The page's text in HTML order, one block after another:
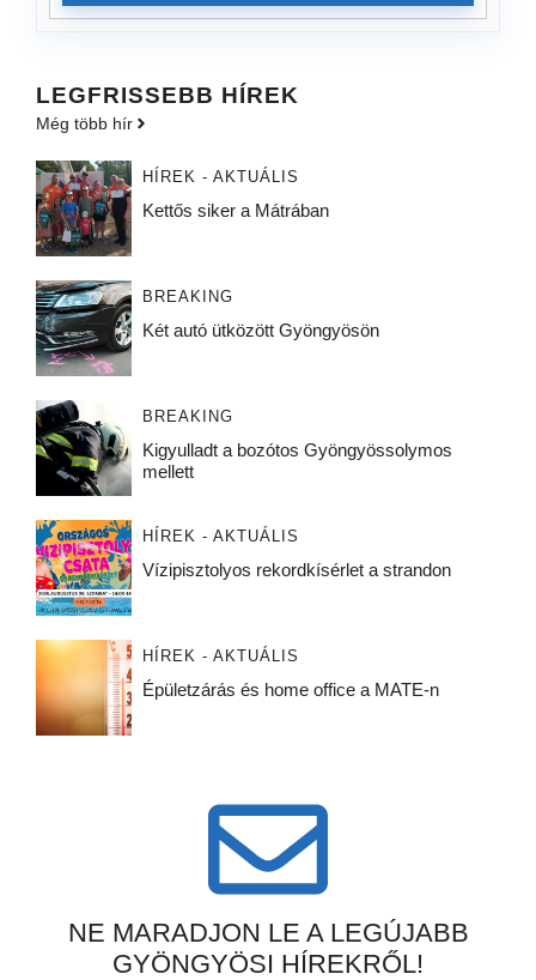
LEGFRISSEBB HÍREK
Még több hír
HÍREK - AKTUÁLIS
Kettős siker a Mátrában
BREAKING
Két autó ütközött Gyöngyösön
BREAKING
Kigyulladt a bozótos Gyöngyössolymos
mellett
HÍREK - AKTUÁLIS
Vízipisztolyos rekordkísérlet a strandon
HÍREK - AKTUÁLIS
Épületzárás és home office a MATE-n
NE MARADJON LE A LEGÚJABB
GYÖNGYÖSI HÍREKRŐL!